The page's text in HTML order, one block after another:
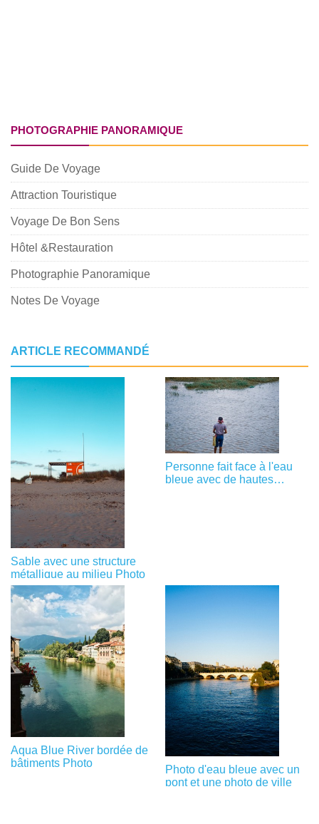
PHOTOGRAPHIE PANORAMIQUE
Guide De Voyage
Attraction Touristique
Voyage De Bon Sens
Hôtel &Restauration
Photographie Panoramique
Notes De Voyage
ARTICLE RECOMMANDÉ
Sable avec une structure
métallique au milieu Photo
Personne fait face à l'eau
bleue avec de hautes
Aqua Blue River bordée de
bâtiments Photo
Photo d'eau bleue avec un
pont et une photo de ville